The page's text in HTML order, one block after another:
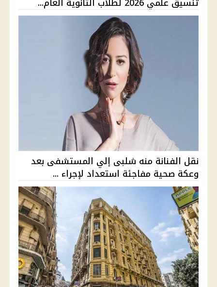
نقل الفنانة منه شلبى إلي المستشفى بعد
وعكة صحية مفاجئة استعداد لإجراء ...